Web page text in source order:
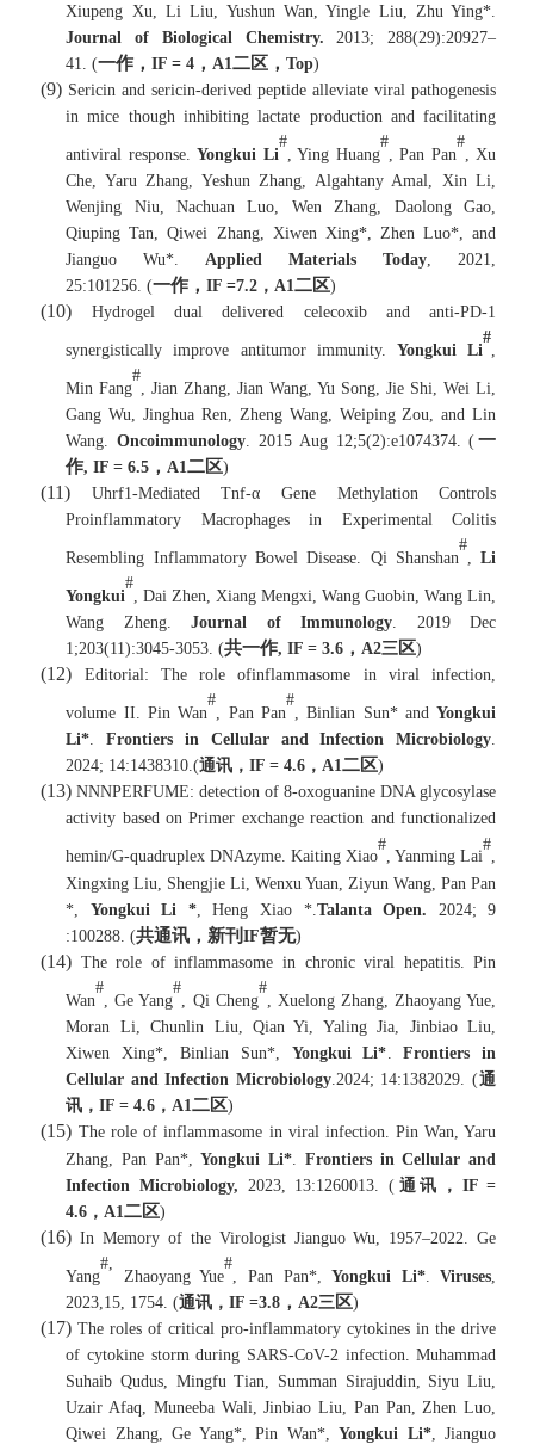
Xiupeng Xu, Li Liu, Yushun Wan, Yingle Liu, Zhu Ying*.
Journal of Biological Chemistry. 2013; 288(29):20927–
41.
(一作，IF = 4 ， A1二区，Top)
(9) Sericin and sericin-derived peptide alleviate viral pathogenesis
in mice though inhibiting lactate production and facilitating
antiviral response. Yongkui Li
#
, Ying Huang
#
, Pan Pan
#
, Xu
Che, Yaru Zhang, Yeshun Zhang, Algahtany Amal, Xin Li,
Wenjing Niu, Nachuan Luo, Wen Zhang, Daolong Gao,
Qiuping Tan, Qiwei Zhang, Xiwen Xing*, Zhen Luo*, and
Jianguo Wu*. Applied Materials Today
2021,
25:101256. (一作，IF =7.2 ， A1二区)
(10) Hydrogel dual delivered celecoxib and anti-PD-1
synergistically improve antitumor immunity.Yongkui Li
#
Min Fang
#
, Jian Zhang, Jian Wang, Yu Song, Jie Shi, Wei Li,
Gang Wu, Jinghua Ren, Zheng Wang, Weiping Zou, and Lin
Wang.Oncoimmunology 2015 Aug 12;5(2):e1074374. ( 一
作,IF =6.5 ， A1二区)
(11) Uhrf1-Mediated Tnf-α Gene Methylation Controls
Proinflammatory Macrophages in Experimental Colitis
Resembling Inflammatory Bowel Disease. Qi Shanshan
#
, Li
Yongkui
#
, Dai Zhen, Xiang Mengxi, Wang Guobin, Wang Lin,
Wang Zheng.Journal of Immunology. 2019 Dec
1;203(11):3045-3053. (共一作,IF =3.6 ， A2三区)
(12) Editorial: The role ofinflammasome in viral infection,
volume II. Pin Wan
#
, Pan Pan
#
, Binlian Sun* andYongkui
Li*.Frontiers in Cellular and Infection Microbiology.
2024; 14:1438310.(通讯，IF =4.6 ，A1二区)
(13)NNNPERFUME: detection of 8-oxoguanine DNA glycosylase
activity based on Primer exchange reaction and functionalized
hemin/G-quadruplex DNAzyme. Kaiting Xiao
#
, Yanming Lai
#
,
Xingxing Liu, Shengjie Li, Wenxu Yuan, Ziyun Wang, Pan Pan
*, Yongkui Li *, Heng Xiao *. Talanta Open.
2024; 9
:100288. (共通讯， 新刊IF暂无)
(14) The role of inflammasome in chronic viral hepatitis. Pin
Wan
#
, Ge Yang
#
, Qi Cheng
#
, Xuelong Zhang, Zhaoyang Yue,
Moran Li, Chunlin Liu, Qian Yi, Yaling Jia, Jinbiao Liu,
Xiwen Xing*, Binlian Sun*, Yongkui Li* .Frontiers in
Cellular and Infection Microbiology.2024; 14:1382029. (通
讯，IF =4.6 ， A1二区)
(15) The role of inflammasome in viral infection.
Pin Wan, Yaru
Zhang, Pan Pan*,Yongkui Li*
Frontiers in Cellular and
Infection Microbiology, 2023, 13:1260013. (通讯， IF =
4.6 ， A1二区)
(16)In Memory of the Virologist Jianguo Wu, 1957–2022 Ge
Yang
#,
Zhaoyang Yue
#
, Pan Pan*,Yongkui Li*.Viruses
2023,15, 1754. (通讯，IF =3.8 ， A2三 区)
(17)The roles of critical pro-inflammatory cytokines in the drive
of cytokine storm during SARS-CoV-2 infection. Muhammad
Suhaib Qudus, Mingfu Tian, Summan Sirajuddin, Siyu Liu,
Uzair Afaq, Muneeba Wali, Jinbiao Liu, Pan Pan, Zhen Luo,
Qiwei Zhang, Ge Yang*, Pin Wan*,Yongkui Li*, Jianguo